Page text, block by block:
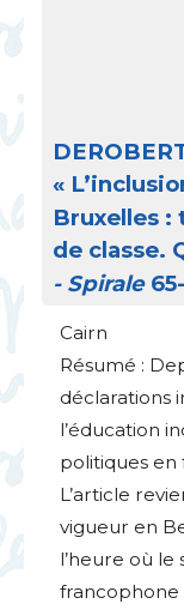
«
Bruxelles :
de classe.
- Spirale
Cairn
Résumé :
déclarations
l’éducation
politiques en
L’article
vigueur en
l’heure où
francophone